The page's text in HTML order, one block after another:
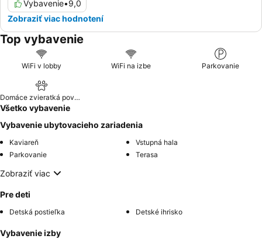
Vybavenie•9,0
Zobraziť viac hodnotení
Top vybavenie
WiFi v lobby WiFi na izbe Parkovanie
Domáce zvieratká povolené
Všetko vybavenie
Vybavenie ubytovacieho zariadenia
Kaviareň
Vstupná hala
Parkovanie
Terasa
Zobraziť viac
Pre deti
Detská postieľka Detské ihrisko
Vybavenie izby